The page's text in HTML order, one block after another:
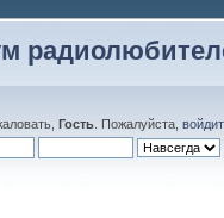
Гость . Пожалуйста,